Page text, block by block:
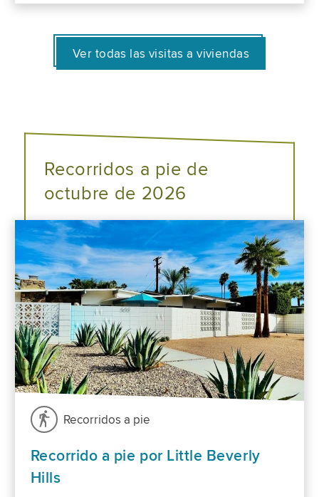
Ver todas las visitas a viviendas
Recorridos a pie de
octubre de 2026
Recorridos a pie
Recorrido a pie por Little Beverly
Hills